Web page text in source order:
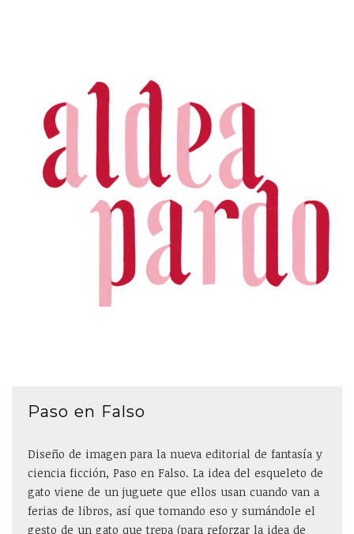
Paso en Falso
Diseño de imagen para la nueva editorial de fantasía y
ciencia ficción, Paso en Falso. La idea del esqueleto de
gato viene de un juguete que ellos usan cuando van a
ferias de libros, así que tomando eso y sumándole el
gesto de un gato que trepa (para reforzar la idea de